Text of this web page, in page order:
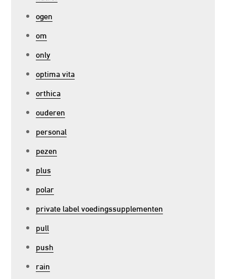
ogen
om
only
optima vita
orthica
ouderen
personal
pezen
plus
polar
private label voedingssupplementen
pull
push
rain